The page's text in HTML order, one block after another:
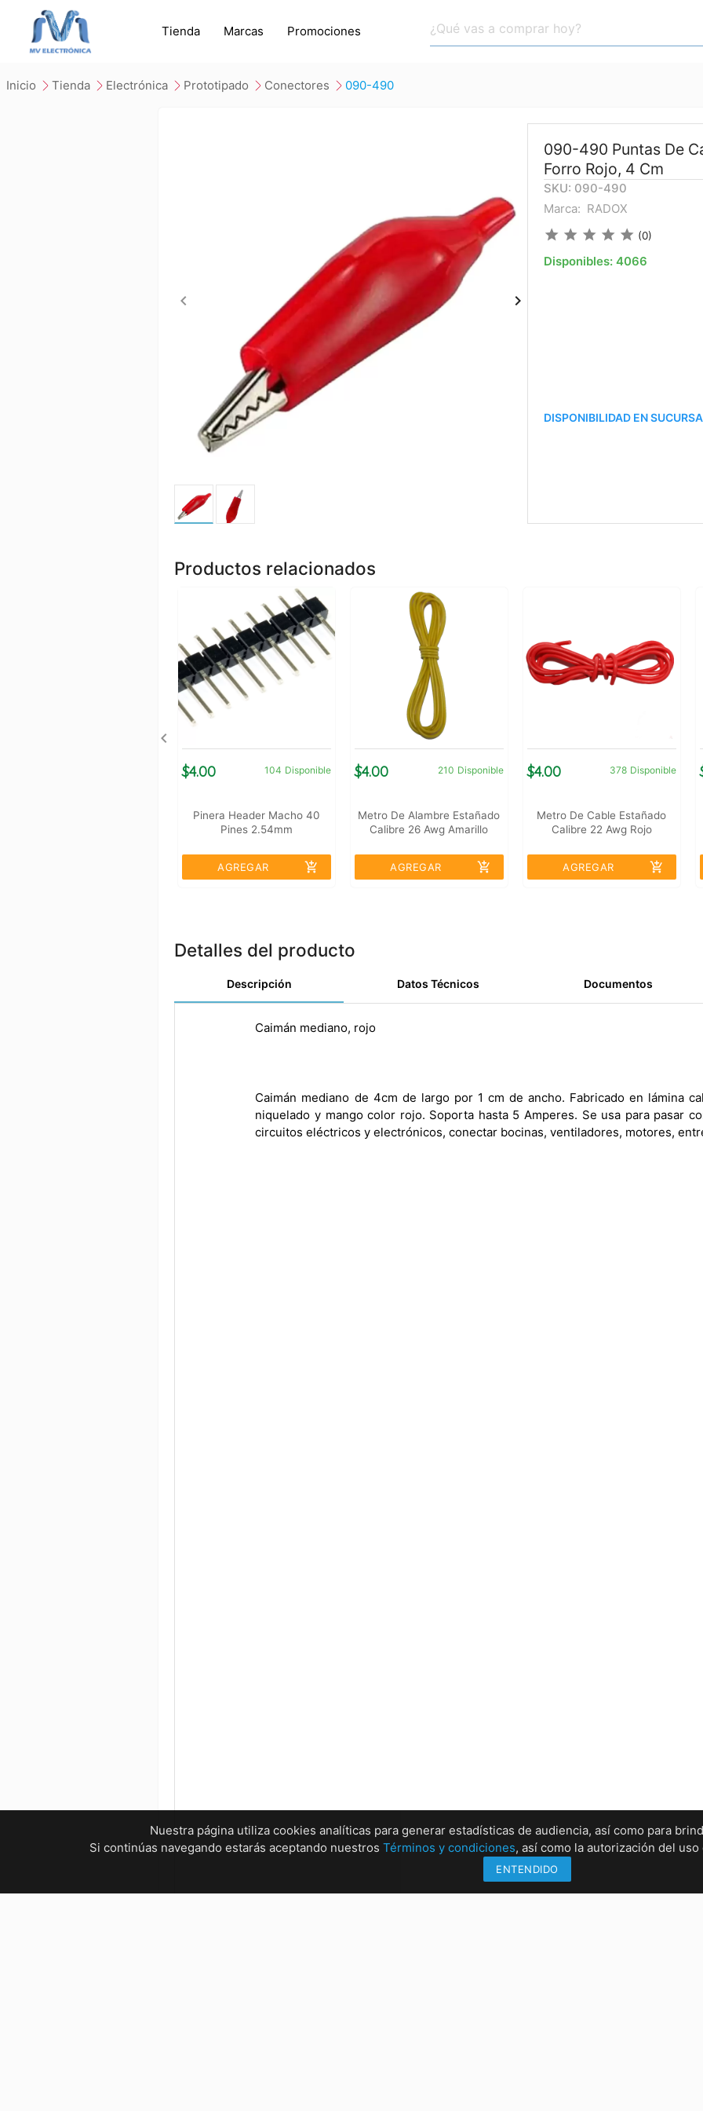
Tienda Marcas Promociones
inicio tienda electrónica prototipado conectores 090-490
090-490 Puntas De
Forro Rojo, 4 Cm
SKU: 090-490
Marca: RADOX
star star star star star (0)
Disponibles: 4066
DISPONIBILIDAD EN
Productos relacionados
$4.00 104 Disponible
Pinera Header Macho 40
Pines 2.54mm
AGREGAR add_shopping_cart
$4.00 210 Disponible
Metro De Alambre Estañado
Calibre 26 Awg Amarillo
AGREGAR add_shopping_cart
$4.00 378 Disponible
Metro De Cable Estañado
Calibre 22 Awg Rojo
AGREGAR add_shopping_cart
Detalles del producto
Descripción Datos Técnicos Documentos
Caimán mediano, rojo
Caimán mediano de 4cm de largo por 1 cm de ancho. Fabricado en lámina
niquelado y mango color rojo. Soporta hasta 5 Amperes. Se usa para pasar
circuitos eléctricos y electrónicos, conectar bocinas, ventiladores, motores,
Nuestra página utiliza cookies analíticas para generar estadísticas de audiencia, así como para
Si continúas navegando estarás aceptando nuestros Términos y condiciones, así como la autorización del
ENTENDIDO